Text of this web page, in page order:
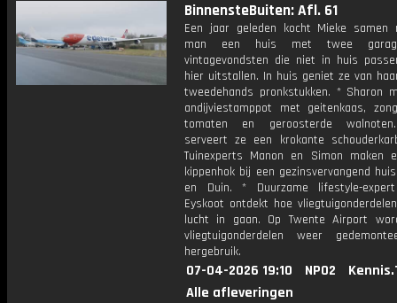
BinnensteBuiten: Afl. 61
Een jaar geleden kocht Mieke samen
man een huis met twee
vintagevondsten die niet in huis
hier uitstallen. In huis geniet ze van
tweedehands pronkstukken. * Sharon
andijviestamppot met geitenkaas,
tomaten en geroosterde
serveert ze een krokante
Tuinexperts Manon en Simon maken
kippenhok bij een gezinsvervangend
en Duin. * Duurzame lifestyle-
Eyskoot ontdekt hoe
lucht in gaan. Op Twente Airport
vliegtuigonderdelen weer
hergebruik.
07-04-2026 19:10 NPO2
Alle afleveringen